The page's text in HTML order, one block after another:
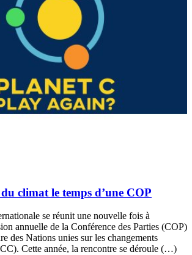
climat le temps d’une COP
se réunit une nouvelle fois à
annuelle de la Conférence des Parties (COP)
des Nations unies sur les changements
Cette année, la rencontre se déroule (…)